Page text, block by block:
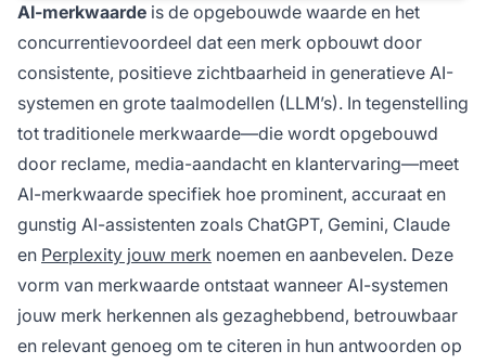
AI-merkwaarde is de opgebouwde waarde en het
concurrentievoordeel dat een merk opbouwt door
consistente, positieve zichtbaarheid in generatieve AI-
systemen en grote taalmodellen (LLM’s). In tegenstelling
tot traditionele merkwaarde—die wordt opgebouwd
door reclame, media-aandacht en klantervaring—meet
AI-merkwaarde specifiek hoe prominent, accuraat en
gunstig AI-assistenten zoals ChatGPT, Gemini, Claude
en Perplexity jouw merk noemen en aanbevelen. Deze
vorm van merkwaarde ontstaat wanneer AI-systemen
jouw merk herkennen als gezaghebbend, betrouwbaar
en relevant genoeg om te citeren in hun antwoorden op